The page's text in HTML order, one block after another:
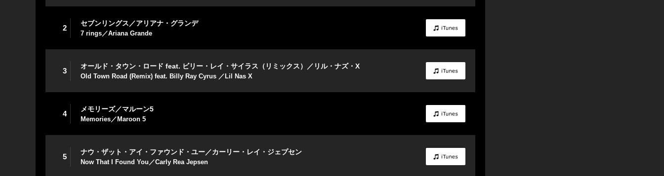
2
セブンリングス／アリアナ・グランデ
7 rings／Ariana Grande
3
オールド・タウン・ロード feat. ビリー・レイ・サイラス（リミックス）／リル・ナズ・X
Old Town Road (Remix) feat. Billy Ray Cyrus ／Lil Nas X
4
メモリーズ／マルーン5
Memories／Maroon 5
5
ナウ・ザット・アイ・ファウンド・ユー／カーリー・レイ・ジェプセン
Now That I Found You／Carly Rea Jepsen